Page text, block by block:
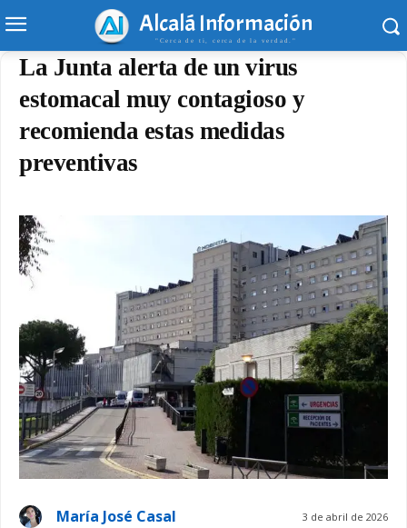
Alcalá Información
"Cerca de ti, cerca de la verdad."
La Junta alerta de un virus
estomacal muy contagioso y
recomienda estas medidas
preventivas
3 de abril de 2026
María José Casal